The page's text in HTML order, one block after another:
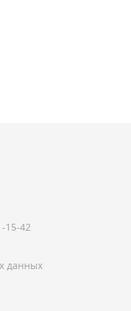
15-42
данных